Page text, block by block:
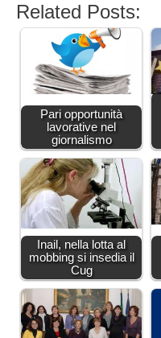
Related Posts:
Pari opportunità
lavorative nel
giornalismo
Inail, nella lotta al
mobbing si insedia il
Cug